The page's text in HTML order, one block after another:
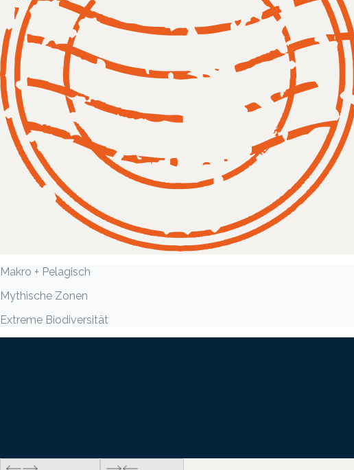
Makro + Pelagisch
Mythische Zonen
Extreme Biodiversität